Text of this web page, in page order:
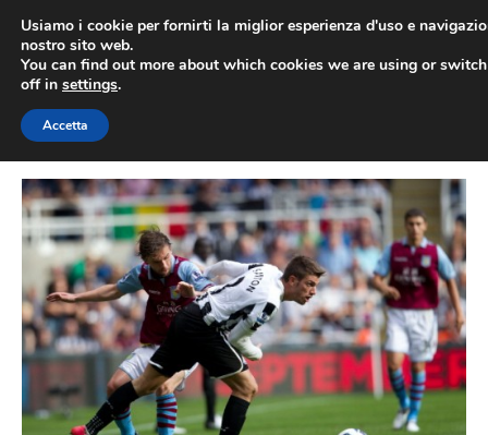
contenuto
Usiamo i cookie per fornirti la miglior esperienza d'uso e
nostro sito web.
You can find out more about which cookies we are using or
off in settings.
Accetta